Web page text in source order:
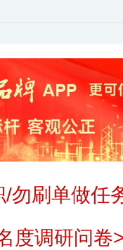
勿刷单做任
度调研问卷